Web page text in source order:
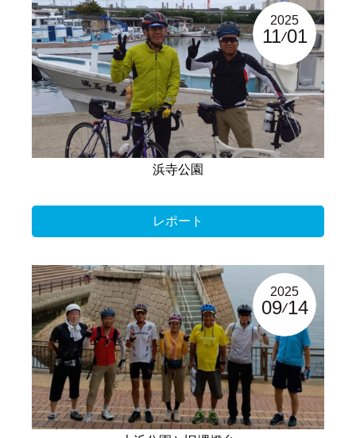
2025
11 01
浜寺公園
レポート
2025
09 14